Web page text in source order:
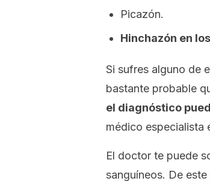
Picazón.
Hinchazón en
Si sufres alguno de
bastante probable
el diagnóstico
médico especialista
El doctor te puede
sanguíneos. De